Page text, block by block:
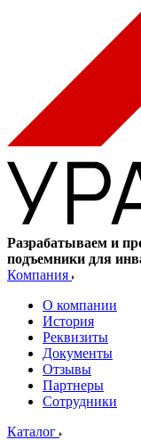
Разрабатываем и
подъемники для
Компания
О компании
История
Реквизиты
Документы
Отзывы
Партнеры
Сотрудники
Каталог